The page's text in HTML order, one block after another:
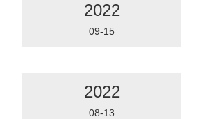
2022
09-15
2022
08-13